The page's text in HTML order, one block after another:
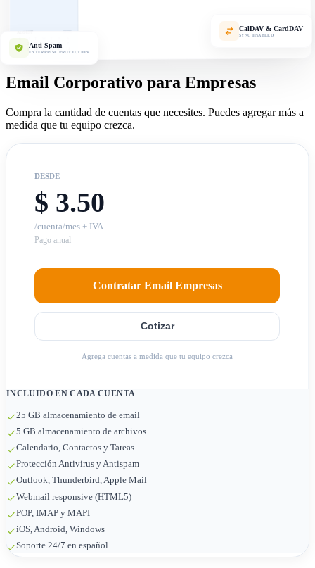
Anti-Spam
ENTERPRISE PROTECTION
CalDAV & CardDAV
SYNC ENABLED
2026
1 4
8 9 10 11 12 13
Email Corporativo para Empresas
Compra la cantidad de cuentas que necesites. Puedes agregar más a
medida que tu equipo crezca.
DESDE
$ 3.50
/cuenta/mes + IVA
Pago anual
Contratar Email Empresas
Cotizar
Agrega cuentas a medida que tu equipo crezca
INCLUIDO EN CADA CUENTA
25 GB almacenamiento de email
5 GB almacenamiento de archivos
Calendario, Contactos y Tareas
Protección Antivirus y Antispam
Outlook, Thunderbird, Apple Mail
Webmail responsive (HTML5)
POP, IMAP y MAPI
iOS, Android, Windows
Soporte 24/7 en español